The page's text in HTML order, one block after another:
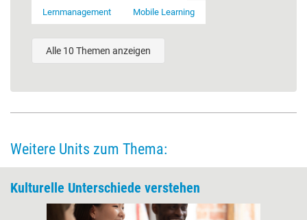
Lernmanagement Mobile Learning
Alle 10 Themen anzeigen
Weitere Units zum Thema:
Kulturelle Unterschiede verstehen